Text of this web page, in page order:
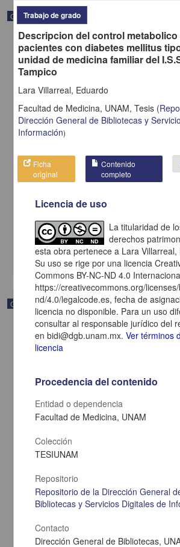
Correspondencia postal
una fotografía
[sin fecha]
Multidisciplina
Correspondencia postal
Carta de Zeferino Pérez, el general Antonio
en la ranchería de Samalayuca
Pérez, Zeferino
Multidisciplina
Trabajo de grado
Descripcion del control metabolico
pacientes con diabetes mellitus
unidad de medicina familiar del
Tampico
Lara Villarreal, Eduardo
Facultad de Medicina, UNAM, Tesis (
Dirección General de Bibliotecas y
Información)
Ficha
original
Contenido
completo
Licencia de uso
La titularidad de
derechos
esta obra pertenece a Lara Villarreal,
Su uso se rige por una licencia
Commons BY-NC-ND 4.0
https://creativecommons.org/
nd/4.0/legalcode.es, fecha de
licencia no disponible. Para un uso
consultar al responsable jurídico del
en bidi@dgb.unam.mx.Ver términos
licencia
Procedencia del contenido
Entidad o dependencia
Facultad de Medicina, UNAM
Colección
TESIUNAM
Repositorio
Repositorio de la Dirección General
Bibliotecas y Servicios Digitales de
Contacto
Dirección General de Bibliotecas,